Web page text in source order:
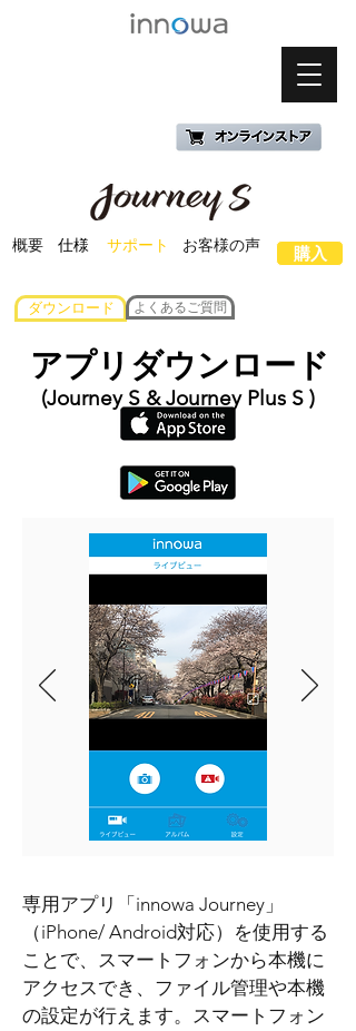
概要 仕様 サポート お客様の声 購入
ダウンロード よくあるご質問
アプリダウンロード
(Journey S & Journey Plus S )
専用アプリ「innowa Journey」
（iPhone/ Android対応）を使用する
ことで、スマートフォンから本機に
アクセスでき、ファイル管理や本機
の設定が行えます。スマートフォン